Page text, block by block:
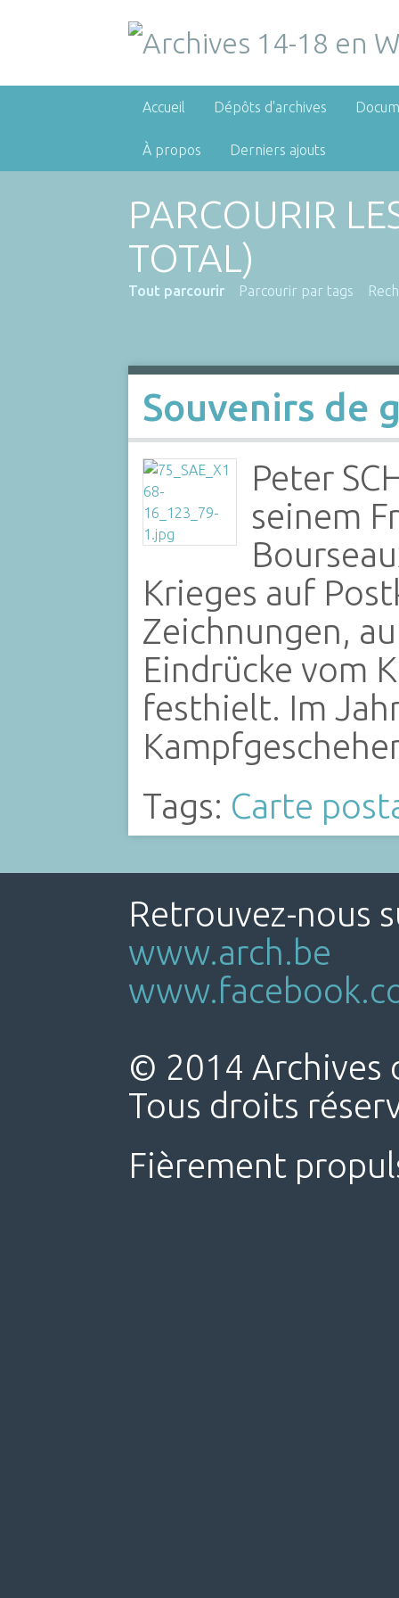
Accueil Dépôts d'archives
À propos Derniers ajouts
PARCOURIR
TOTAL)
Tout parcourir Parcourir par tags
Souvenirs de
Peter
seinem
Krieges auf
Zeichnungen,
Eindrücke vom
festhielt. Im
Tags: Carte
Retrouvez-nous
www.arch.be
© 2014 Archives
Tous droits
Fièrement